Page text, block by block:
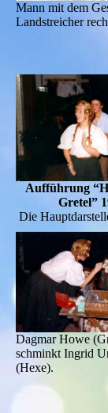
Mann mit dem
Landstreicher
Aufführung
Gretel”
Die
Dagmar Howe
schminkt Ingrid
(Hexe).